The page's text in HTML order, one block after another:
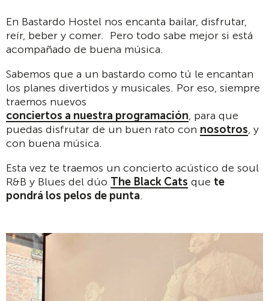
En Bastardo Hostel nos encanta bailar, disfrutar,
reír, beber y comer. Pero todo sabe mejor si está
acompañado de buena música.
Sabemos que a un bastardo como tú le encantan
los planes divertidos y musicales. Por eso, siempre
traemos nuevos
conciertos a nuestra programación, para que
puedas disfrutar de un buen rato con nosotros, y
con buena música.
Esta vez te traemos un concierto acústico de soul
R&B y Blues del dúo The Black Cats que te
pondrá los pelos de punta.